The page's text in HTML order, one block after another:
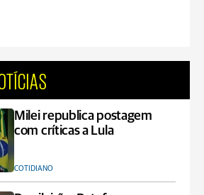
Milei republica postagem
com críticas a Lula
COTIDIANO